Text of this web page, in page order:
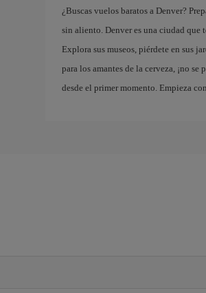
¿Buscas vuelos baratos a Denver?
sin aliento. Denver es una ciudad que
Explora sus museos, piérdete en sus
para los amantes de la cerveza, ¡no se
desde el primer momento. Empieza